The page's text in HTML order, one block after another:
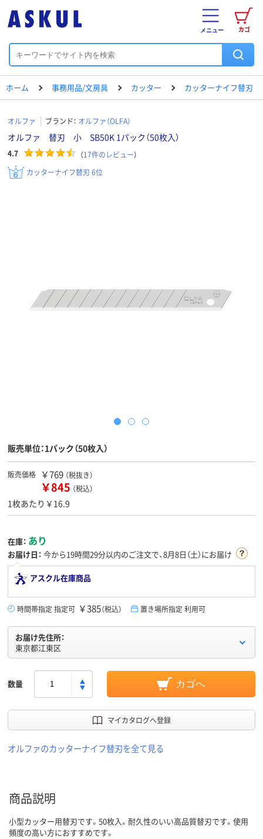
カゴ
メニュー
ホーム 事務用品/文房具 カッター カッターナイフ替刃
オルファ ブランド： オルファ（OLFA）
オルファ 替刃 小 SB50K 1パック（50枚入）
4.7 （17件のレビュー）
カッターナイフ替刃 6位
販売単位：1パック（50枚入）
販売価格 ￥769 （税抜き）
￥845 （税込）
1枚あたり￥16.9
在庫： あり
お届け日： 今から19時間29分以内のご注文で、8月8日（土）にお届け
アスクル在庫商品
時間帯指定 指定可 ￥385（税込） 置き場所指定 利用可
お届け先住所：
東京都江東区
数量 カゴへ
マイカタログへ登録
オルファのカッターナイフ替刃を全て見る
商品説明
小型カッター用替刃です。50枚入。耐久性のいい高品質替刃です。使用
頻度の高い方におすすめです。